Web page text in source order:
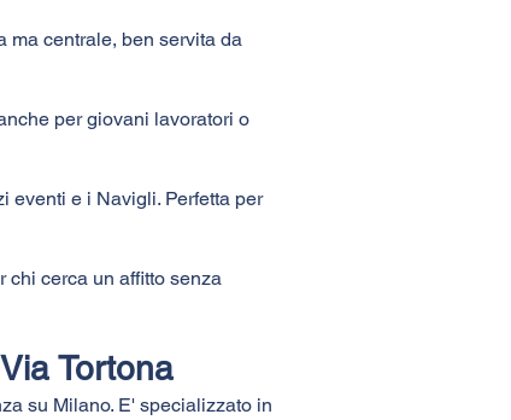
ma centrale, ben servita da
per giovani lavoratori o
eventi e i Navigli. Perfetta per
chi cerca un affitto senza
Tortona
su Milano. E' specializzato in